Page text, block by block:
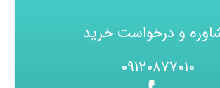
و درخواست خرید
۰۹۱۲۰۸۷۷۰۱۰